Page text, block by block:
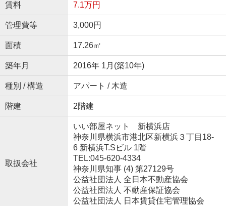
賃料 7.1万円
管理費等 3,000円
面積 17.26㎡
築年月 2016年 1月(築10年)
種別 / 構造 アパート / 木造
階建 2階建
取扱会社
いい部屋ネット 新横浜店
神奈川県横浜市港北区新横浜３丁目18-
6 新横浜T.Sビル 1階
TEL:045-620-4334
神奈川県知事 (4) 第27129号
公益社団法人 全日本不動産協会
公益社団法人 不動産保証協会
公益社団法人 日本賃貸住宅管理協会